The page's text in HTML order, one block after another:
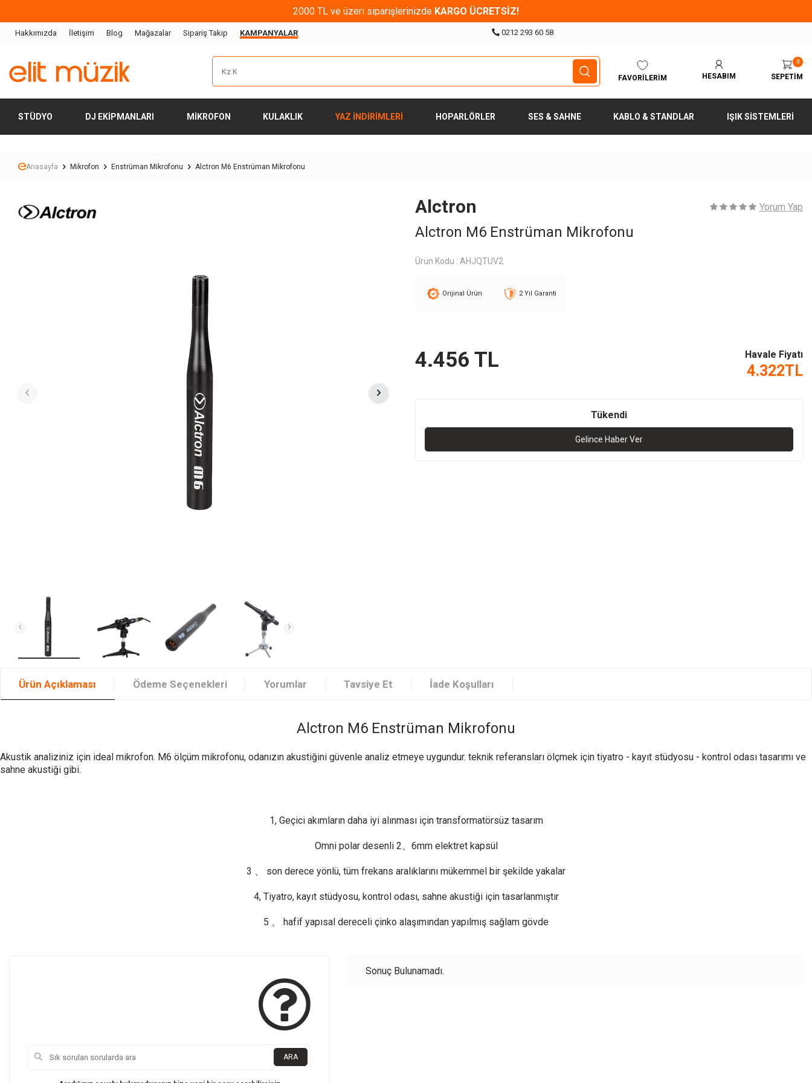
2000 TL ve üzeri siparişlerinizde KARGO ÜCRETSİZ!
Hakkımızda İletişim Blog Mağazalar Sipariş Takip KAMPANYALAR 0212 293 60 58
FAVORILERIM HESABIM
0
SEPETIM
STÜDYO DJ EKIPMANLARI MIKROFON KULAKLIK YAZ İNDİRİMLERİ HOPARLÖRLER SES & SAHNE KABLO & STANDLAR IŞIK SISTEMLERI
Anasayfa Mikrofon Enstrüman Mikrofonu Alctron M6 Enstrüman Mikrofonu
Alctron Yorum Yap
Alctron M6 Enstrüman Mikrofonu
Ürün Kodu : AHJQTUV2
Orijinal Ürün 2 Yıl Garanti
4.456 TL Havale Fiyatı
4.322TL
Tükendi
Gelince Haber Ver
Ürün Açıklaması Ödeme Seçenekleri Yorumlar Tavsiye Et İade Koşulları
Alctron M6 Enstrüman Mikrofonu
Akustik analiziniz için ideal mikrofon. M6 ölçüm mikrofonu, odanızın akustiğini güvenle analiz etmeye uygundur. teknik referansları ölçmek için tiyatro - kayıt stüdyosu - kontrol odası tasarımı ve
sahne akustiği gibi.
1, Geçici akımların daha iyi alınması için transformatörsüz tasarım
Omni polar desenli 2、6mm elektret kapsül
3 、 son derece yönlü, tüm frekans aralıklarını mükemmel bir şekilde yakalar
4, Tiyatro, kayıt stüdyosu, kontrol odası, sahne akustiği için tasarlanmıştır
5 、 hafif yapısal dereceli çinko alaşımından yapılmış sağlam gövde
ARA
Sonuç Bulunamadı.